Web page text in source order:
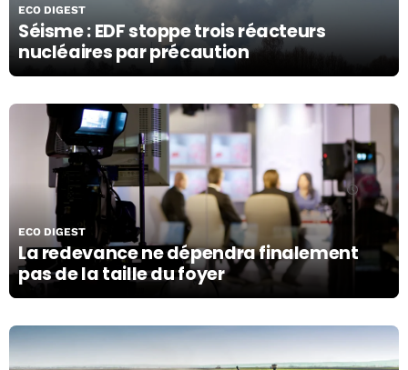
Séisme : EDF stoppe trois réacteurs
nucléaires par précaution
ECO DIGEST
La redevance ne dépendra finalement
pas de la taille du foyer
ECO DIGEST
08/11/19